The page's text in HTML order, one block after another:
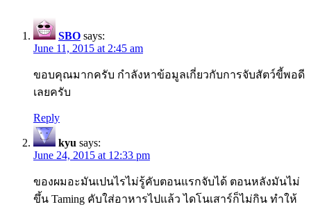
SBO says:
June 11, 2015 at 2:45 am
ขอบคุณมากครับ กำลังหาข้อมูลเกี่ยวกับการจับสัตว์ขี้พอดี
เลยครับ
Reply
kyu says:
June 24, 2015 at 12:33 pm
ของผมอะมันเปนไรไม่รู้คับตอนแรกจับได้ ตอนหลังมันไม่
ขึ้น Taming คับใส่อาหารไปแล้ว ไดโนเสาร์ก็ไม่กิน ทำให้